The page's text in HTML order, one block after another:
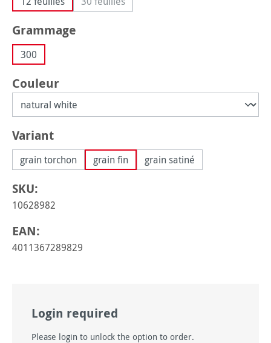
(Cette option n'est pas disponible pour le
Sélectionnez
Grammage
300
Sélectionnez
Couleur
Sélectionnez
Variant
grain torchon grain fin grain satiné
SKU:
10628982
EAN:
4011367289829
Login required
Please login to unlock the option to order.